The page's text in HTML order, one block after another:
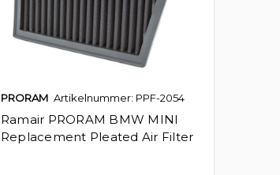
PRORAM Artikelnummer: PPF-2054
Ramair PRORAM BMW MINI
Replacement Pleated Air Filter